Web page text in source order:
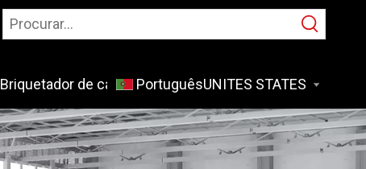
Briquetador de cavacos de metal Aplicativo
Português